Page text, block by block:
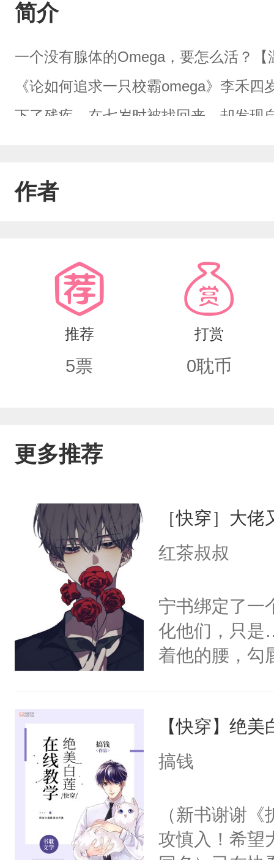
简介
一个没有腺体的Omega，要怎么活？
《论如何追求一只校霸omega》李禾
下了残疾。在七岁时被找回来，却发现
斗殴被叫家长。......因为腺体的残疾，
月，李禾总会莫名奇妙的消失几天，
里独自忍耐腺体残缺带来的激素紊乱
道理，没有半分Omega乖巧模样的小
哥，你别不要我，你陪陪我，好不好？
于腺体残缺这件事，会有部分私设）【
作者
推荐
5票
打赏
0耽币
更多推荐
［快穿］大
红茶叔叔
宁书绑定了一
化他们，只是
着他的腰，勾
来，给老公
用力——为你
【快穿】绝
搞钱
（新书谢谢
攻慎入！希望